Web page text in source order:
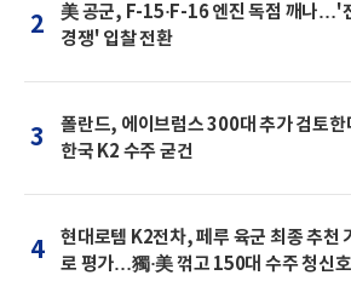
2
美 공군, F-15·F-16 엔진 독점 깨나…'
경쟁' 입찰 전환
3
폴란드, 에이브럼스 300대 추가 검토한
한국 K2 수주 굳건
4
현대로템 K2전차, 페루 육군 최종 추천
로 평가…獨·美 꺾고 150대 수주 청신호